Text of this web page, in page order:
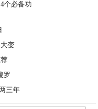
个必备功
变
罗
三年
2020-06-10